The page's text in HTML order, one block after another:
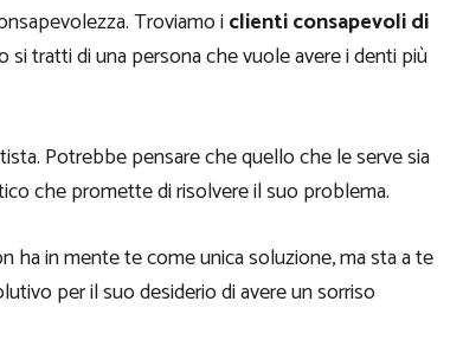
Troviamo iclienti consapevoli di
si tratti di una persona che vuole avere i denti più
Potrebbe pensare che quello che le serve sia
che promette di risolvere il suo problema.
ha in mente te come unica soluzione, ma sta a te
per il suo desiderio di avere un sorriso